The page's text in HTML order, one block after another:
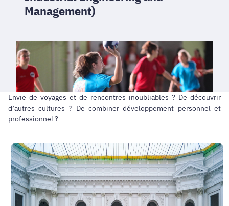
Management)
Envie de voyages et de rencontres inoubliables ? De découvrir
d’autres cultures ? De combiner développement personnel et
professionnel ?